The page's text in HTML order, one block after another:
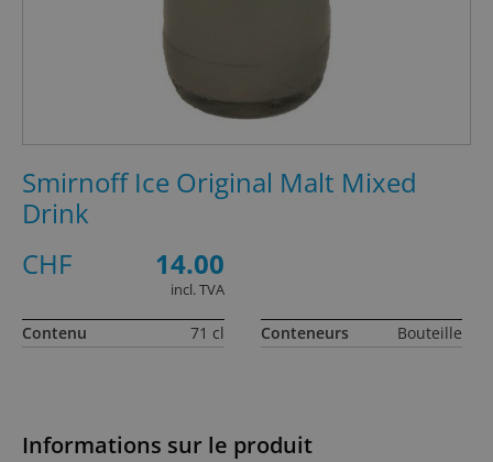
Informations sur le produit
Smirnoff Ice Original Malt Mixed
Drink
CHF
14.00
incl. TVA
Contenu 71 cl Conteneurs Bouteille